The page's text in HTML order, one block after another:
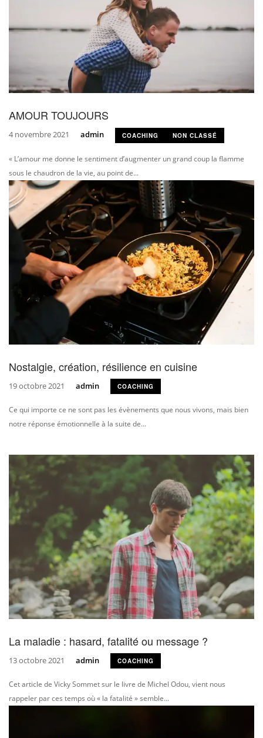
AMOUR TOUJOURS
4 novembre 2021 admin COACHING NON CLASSÉ
« L’amour me donne le sentiment d’augmenter un grand coup la flamme
sous le chaudron de la vie, au point de...
Nostalgie, création, résilience en cuisine
19 octobre 2021 admin COACHING
Ce qui importe ce ne sont pas les évènements que nous vivons, mais bien
notre réponse émotionnelle à la suite de...
La maladie : hasard, fatalité ou message ?
13 octobre 2021 admin COACHING
Cet article de Vicky Sommet sur le livre de Michel Odou, vient nous
rappeler par ces temps où « la fatalité » semble...